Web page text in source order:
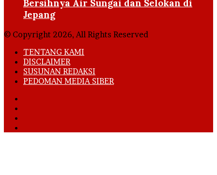
Bersihnya Air Sungai dan Selokan di
Jepang
© Copyright 2026, All Rights Reserved
TENTANG KAMI
DISCLAIMER
SUSUNAN REDAKSI
PEDOMAN MEDIA SIBER